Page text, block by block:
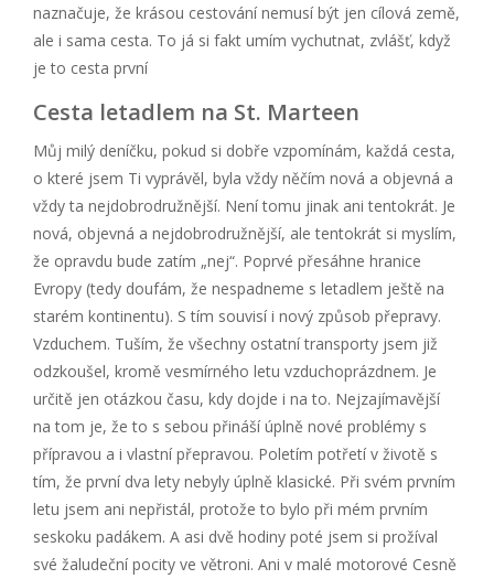
naznačuje, že krásou cestování nemusí být jen cílová země,
ale i sama cesta. To já si fakt umím vychutnat, zvlášť, když
je to cesta první
Cesta letadlem na St. Marteen
Můj milý deníčku, pokud si dobře vzpomínám, každá cesta,
o které jsem Ti vyprávěl, byla vždy něčím nová a objevná a
vždy ta nejdobrodružnější. Není tomu jinak ani tentokrát. Je
nová, objevná a nejdobrodružnější, ale tentokrát si myslím,
že opravdu bude zatím „nej“. Poprvé přesáhne hranice
Evropy (tedy doufám, že nespadneme s letadlem ještě na
starém kontinentu). S tím souvisí i nový způsob přepravy.
Vzduchem. Tuším, že všechny ostatní transporty jsem již
odzkoušel, kromě vesmírného letu vzduchoprázdnem. Je
určitě jen otázkou času, kdy dojde i na to. Nejzajímavější
na tom je, že to s sebou přináší úplně nové problémy s
přípravou a i vlastní přepravou. Poletím potřetí v životě s
tím, že první dva lety nebyly úplně klasické. Při svém prvním
letu jsem ani nepřistál, protože to bylo při mém prvním
seskoku padákem. A asi dvě hodiny poté jsem si prožíval
své žaludeční pocity ve větroni. Ani v malé motorové Cesně